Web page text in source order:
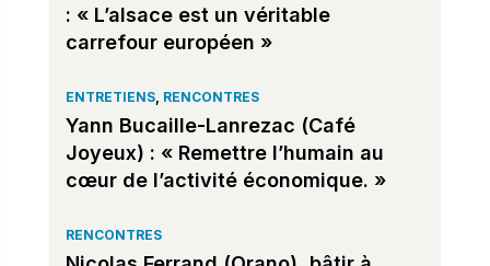
: « L’alsace est un véritable
carrefour européen »
ENTRETIENS, RENCONTRES
Yann Bucaille-Lanrezac (Café
Joyeux) : « Remettre l’humain au
cœur de l’activité économique. »
RENCONTRES